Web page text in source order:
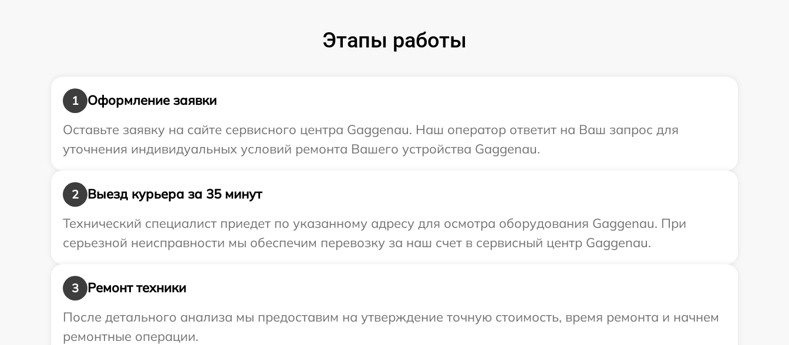
Этапы работы
1
Оформление заявки
Оставьте заявку на сайте сервисного центра Gaggenau. Наш оператор ответит на Ваш запрос для
уточнения индивидуальных условий ремонта Вашего устройства Gaggenau.
2
Выезд курьера за 35 минут
Технический специалист приедет по указанному адресу для осмотра оборудования Gaggenau. При
серьезной неисправности мы обеспечим перевозку за наш счет в сервисный центр Gaggenau.
3
Ремонт техники
После детального анализа мы предоставим на утверждение точную стоимость, время ремонта и начнем
ремонтные операции.